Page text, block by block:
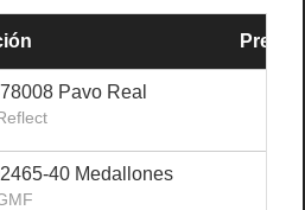
Precio
Pavo Real
40 Medallones